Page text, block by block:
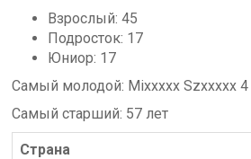
Взрослый: 45
Подросток: 17
Юниор: 17
Самый молодой: Mixxxxx Szxxxxx 4
Самый старший: 57 лет
Страна